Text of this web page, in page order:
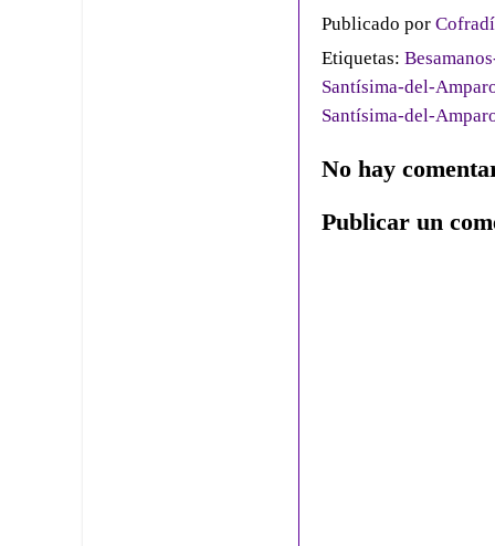
Publicado por
Etiquetas:
Santísima-del-
Santísima-del-
No hay
Publicar un